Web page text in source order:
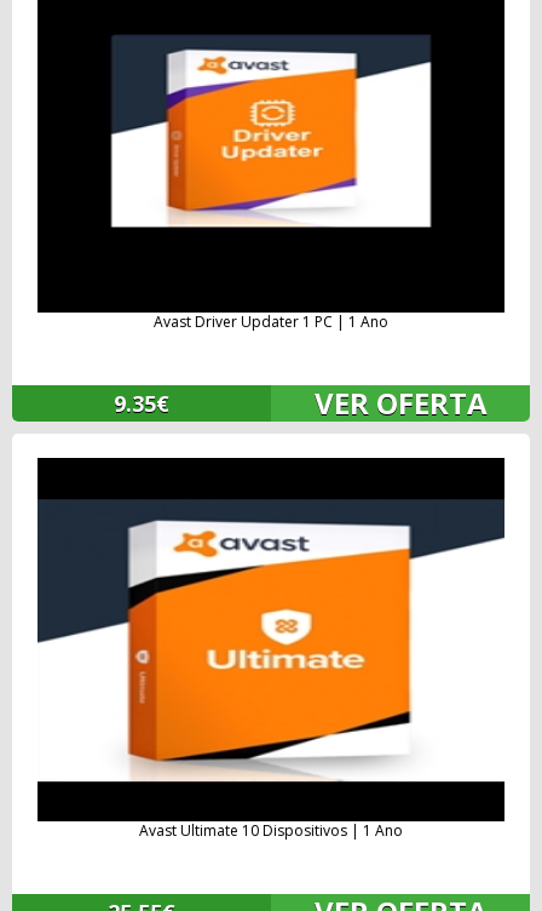
Avast Driver Updater 1 PC | 1 Ano
9.35€ VER OFERTA
Avast Ultimate 10 Dispositivos | 1 Ano